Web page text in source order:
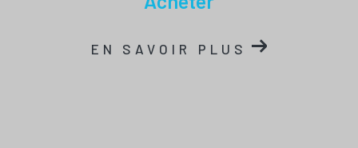
EN SAVOIR PLUS